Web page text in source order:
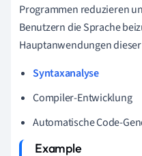
Programmen reduzieren
Benutzern die Sprache
Hauptanwendungen
Syntaxanalyse
Compiler-Entwicklung
Automatische Code-